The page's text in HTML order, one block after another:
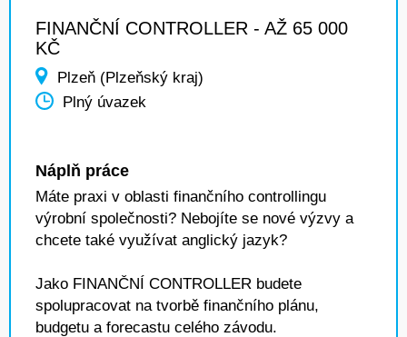
FINANČNÍ CONTROLLER - AŽ 65 000
KČ
Plzeň (Plzeňský kraj)
Plný úvazek
Náplň práce
Máte praxi v oblasti finančního controllingu
výrobní společnosti? Nebojíte se nové výzvy a
chcete také využívat anglický jazyk?
Jako FINANČNÍ CONTROLLER budete
spolupracovat na tvorbě finančního plánu,
budgetu a forecastu celého závodu.